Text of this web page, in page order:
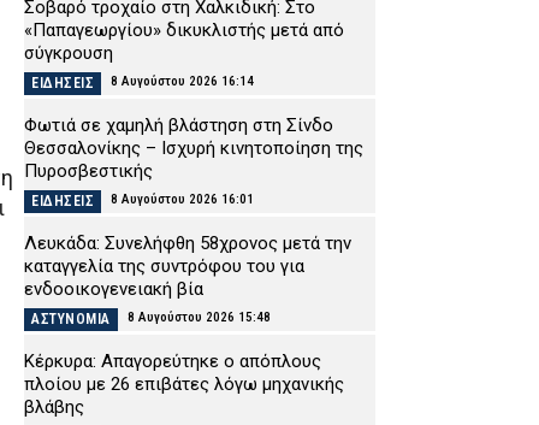
Σοβαρό τροχαίο στη Χαλκιδική: Στο
«Παπαγεωργίου» δικυκλιστής μετά από
σύγκρουση
ΕΙΔΗΣΕΙΣ 8 Αυγούστου 2026 16:14
Φωτιά σε χαμηλή βλάστηση στη Σίνδο
Θεσσαλονίκης – Ισχυρή κινητοποίηση της
Πυροσβεστικής
ΕΙΔΗΣΕΙΣ 8 Αυγούστου 2026 16:01
Λευκάδα: Συνελήφθη 58χρονος μετά την
καταγγελία της συντρόφου του για
ενδοοικογενειακή βία
ΑΣΤΥΝΟΜΙΑ 8 Αυγούστου 2026 15:48
Κέρκυρα: Απαγορεύτηκε ο απόπλους
πλοίου με 26 επιβάτες λόγω μηχανικής
βλάβης